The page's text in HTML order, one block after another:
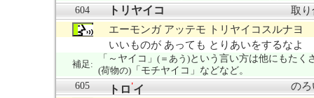
604
トリヤイコ
取り
エーモンガ アッテモ トリヤイコスルナヨ
いいものが あっても とりあいをするなよ
補足:
「～ヤイコ」 (＝あう)という言い方は他にもたく
(荷物の) 「モチヤイコ」などなど。
605
トロ 'イ
のろ